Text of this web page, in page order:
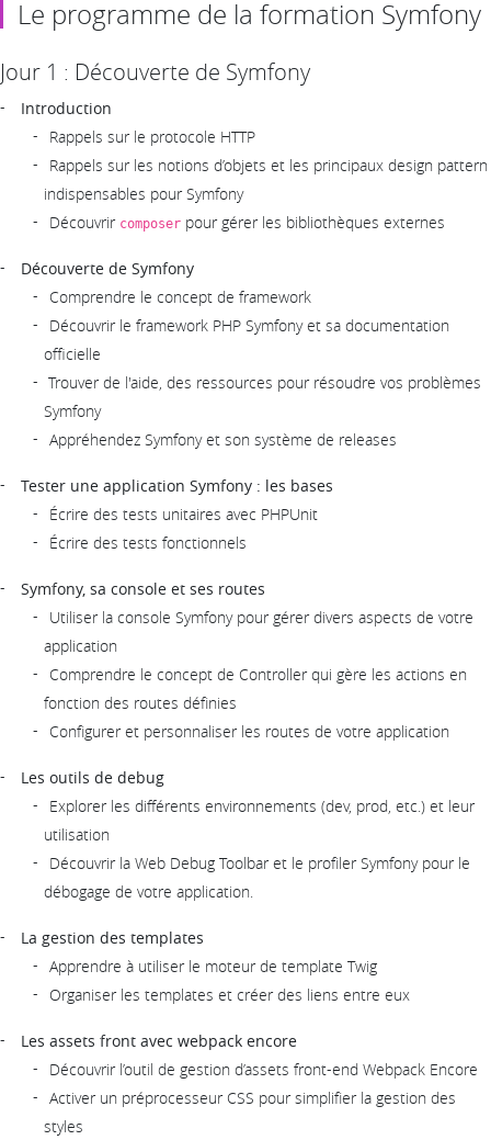
Le programme de la formation Symfony
Jour 1 : Découverte de Symfony
Introduction
Rappels sur le protocole HTTP
Rappels sur les notions d’objets et les principaux design pattern
indispensables pour Symfony
Découvrir composer pour gérer les bibliothèques externes
Découverte de Symfony
Comprendre le concept de framework
Découvrir le framework PHP Symfony et sa documentation
officielle
Trouver de l'aide, des ressources pour résoudre vos problèmes
Symfony
Appréhendez Symfony et son système de releases
Tester une application Symfony : les bases
Écrire des tests unitaires avec PHPUnit
Écrire des tests fonctionnels
Symfony, sa console et ses routes
Utiliser la console Symfony pour gérer divers aspects de votre
application
Comprendre le concept de Controller qui gère les actions en
fonction des routes définies
Configurer et personnaliser les routes de votre application
Les outils de debug
Explorer les différents environnements (dev, prod, etc.) et leur
utilisation
Découvrir la Web Debug Toolbar et le profiler Symfony pour le
débogage de votre application.
La gestion des templates
Apprendre à utiliser le moteur de template Twig
Organiser les templates et créer des liens entre eux
Les assets front avec webpack encore
Découvrir l’outil de gestion d’assets front-end Webpack Encore
Activer un préprocesseur CSS pour simplifier la gestion des
styles